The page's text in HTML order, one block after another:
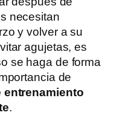
necesitan
y volver a su
agujetas, es
se haga de forma
de
entrenamiento
.